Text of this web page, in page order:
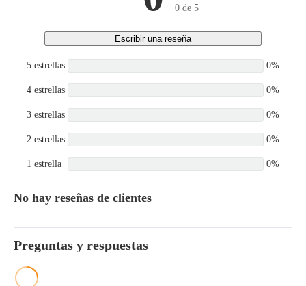
0 de 5
Escribir una reseña
5 estrellas 0%
4 estrellas 0%
3 estrellas 0%
2 estrellas 0%
1 estrella 0%
No hay reseñas de clientes
Preguntas y respuestas